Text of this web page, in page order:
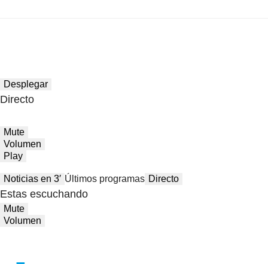
Desplegar
Directo
Mute
Volumen
Play
Noticias en 3′ Últimos programas Directo
Estas escuchando
Mute
Volumen